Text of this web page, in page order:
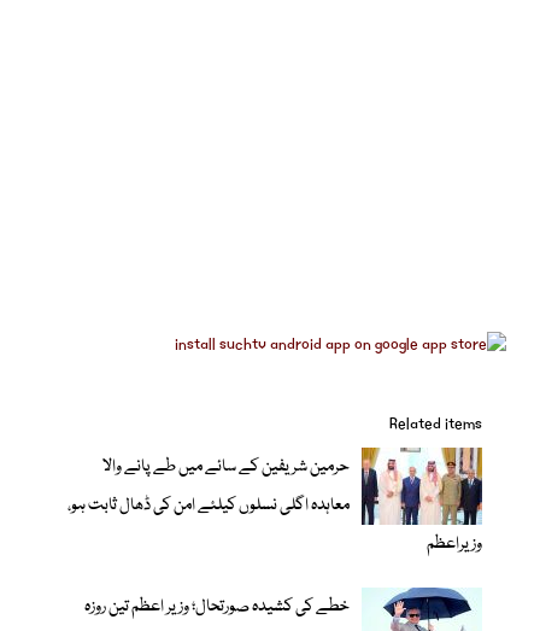
Related items
حرمین شریفین کے سائے میں طے پانے والا
معاہدہ اگلی نسلوں کیلئے امن کی ڈھال ثابت ہو،
وزیراعظم
خطے کی کشیدہ صورتحال؛ وزیر اعظم تین روزہ